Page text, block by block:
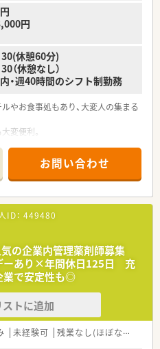
円
30(休憩60分)
休憩なし）
・週40時間のシフト制勤務
やお食事処もあり、大変人の集まる
変便利。
ーンです。
大手ドラッグストアです。
っており、安心してご就業頂けま
お問い合わせ
ID： 449480
の企業内管理薬剤師募集
あり×年間休日125日 充
で安定性も◎
トに追加
未経験可 残業なし(ほぼなし含む)